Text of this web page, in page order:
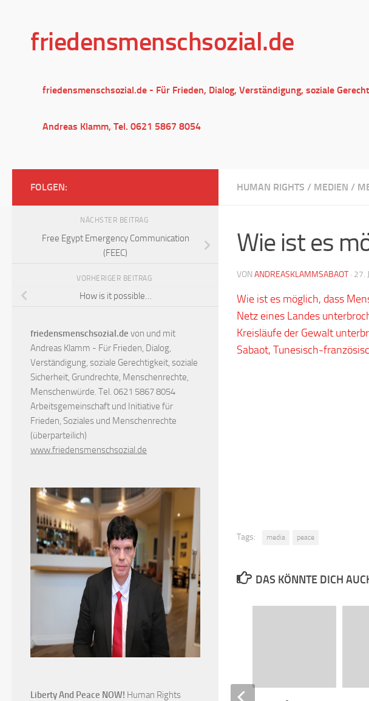
friedensmenschsozial.de
friedensmenschsozial.de - Für Frieden, Dialog, Verständigung, soziale
Andreas Klamm, Tel. 0621 5867 8054
HUMAN RIGHTS / MEDIEN /
Wie ist es
VON ANDREASKLAMMSABAOT · 27.
Wie ist es möglich, dass
Netz eines Landes
Kreisläufe der Gewalt
Sabaot, Tunesisch-
Tags: media peace
DAS KÖNNTE DICH
FOLGEN:
NÄCHSTER BEITRAG
Free Egypt Emergency Communication
(FEEC)
VORHERIGER BEITRAG
How is it possible…
friedensmenschsozial.de von und mit
Andreas Klamm - Für Frieden, Dialog,
Verständigung, soziale Gerechtigkeit, soziale
Sicherheit, Grundrechte, Menschenrechte,
Menschenwürde. Tel. 0621 5867 8054
Arbeitsgemeinschaft und Initiative für
Frieden, Soziales und Menschenrechte
(überparteilich)
www.friedensmenschsozial.de
Liberty And Peace NOW! Human Rights